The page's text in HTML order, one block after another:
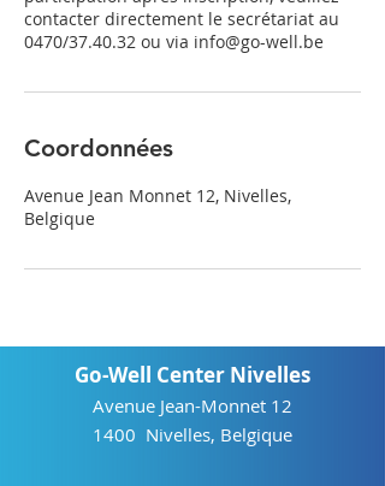
contacter directement le secrétariat au
0470/37.40.32 ou via info@go-well.be
Coordonnées
Avenue Jean Monnet 12, Nivelles,
Belgique
Go-Well Center Nivelles
Avenue Jean-Monnet 12
1400 Nivelles, Belgique